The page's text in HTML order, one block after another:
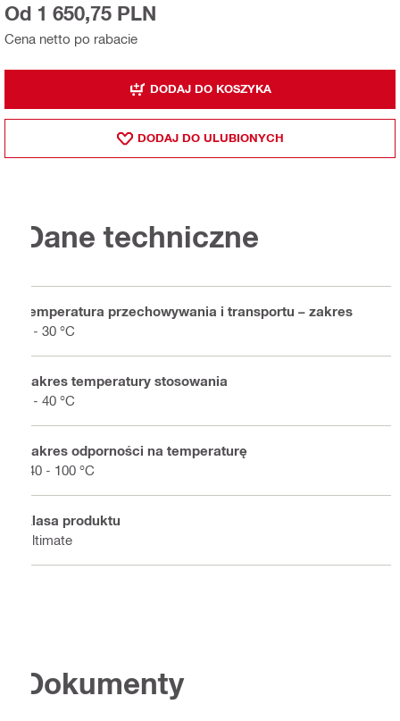
Cena netto po rabacie
Od 1 650,75 PLN
DODAJ DO KOSZYKA
DODAJ DO ULUBIONYCH
Dane techniczne
Temperatura przechowywania i transportu – zakres
5 - 30 °C
Zakres temperatury stosowania
5 - 40 °C
Zakres odporności na temperaturę
-40 - 100 °C
Klasa produktu
Ultimate
Dokumenty